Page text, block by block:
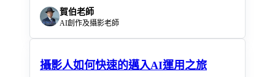
賀伯老師
AI創作及攝影老師
攝影人如何快速的邁入AI運用之旅